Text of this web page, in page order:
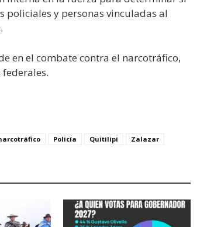
policiales y personas vinculadas al
en el combate contra el narcotráfico,
federales.
Policía Quitilipi Zalazar